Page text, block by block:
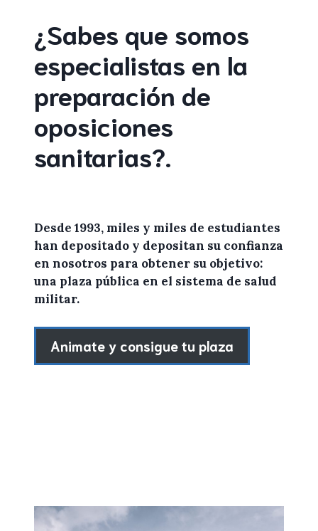
¿Sabes que somos
especialistas en la
preparación de
oposiciones
sanitarias?.
Desde 1993, miles y miles de estudiantes
han depositado y depositan su confianza
en nosotros para obtener su objetivo:
una plaza pública en el sistema de salud
militar.
Animate y consigue tu plaza